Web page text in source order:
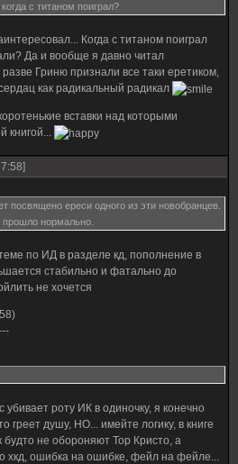
с титаном поиграл?
Когда с титаном поиграл
Да и вообще я давно читал
Гриню признали все таки еретиком,
как радикальный радикал
вставки над которыми
книгой...
посвящено ереси одного из эти новобранцев.
прошло нормально.
по ИД в разделе кд, пополнение в
стабильно и фатально до
не хочется
убивает роту ИК в одиночку, я конечно
греет душу, НО... имейте логику, в книге
не обороняют Тор Кристо, а
хкд, ошибка на ошибке, фейл на фейле...